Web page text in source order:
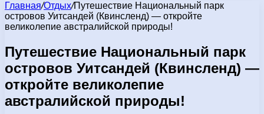
Главная/Отдых/Путешествие Национальный парк
островов Уитсандей (Квинсленд) — откройте
великолепие австралийской природы!
Путешествие Национальный парк
островов Уитсандей (Квинсленд) —
откройте великолепие
австралийской природы!